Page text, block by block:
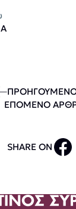
SHARE ON
ΕΠΟΜΕΝΟ